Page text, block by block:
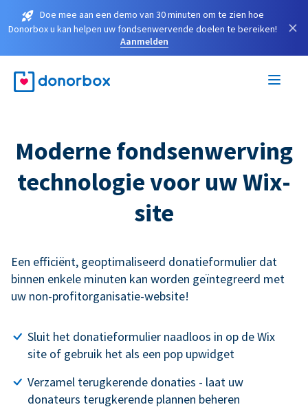
Doe mee aan een demo van 30 minuten om te zien hoe
Donorbox u kan helpen uw fondsenwervende doelen te bereiken!
Aanmelden
×
Moderne fondsenwerving
technologie voor uw Wix-
site
Een efficiënt, geoptimaliseerd donatieformulier dat
binnen enkele minuten kan worden geïntegreerd met
uw non-profitorganisatie-website!
Sluit het donatieformulier naadloos in op de Wix
site of gebruik het als een pop upwidget
Verzamel terugkerende donaties - laat uw
donateurs terugkerende plannen beheren